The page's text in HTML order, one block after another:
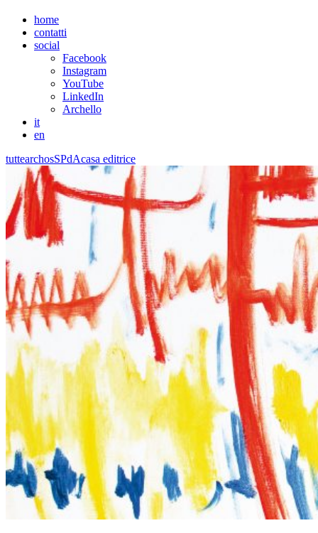
home
contatti
social
Facebook
Instagram
YouTube
LinkedIn
Archello
it
en
tuttearchosSPdAcasa editrice